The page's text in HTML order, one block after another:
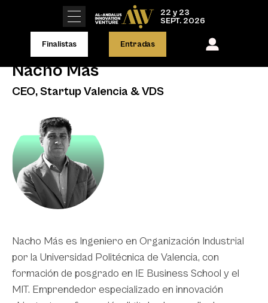
22 y 23
SEPT. 2026
Finalistas Entradas
Nacho Mas
CEO, Startup Valencia & VDS
Nacho Más es Ingeniero en Organización Industrial
por la Universidad Politécnica de Valencia, con
formación de posgrado en IE Business School y el
MIT. Emprendedor especializado en innovación